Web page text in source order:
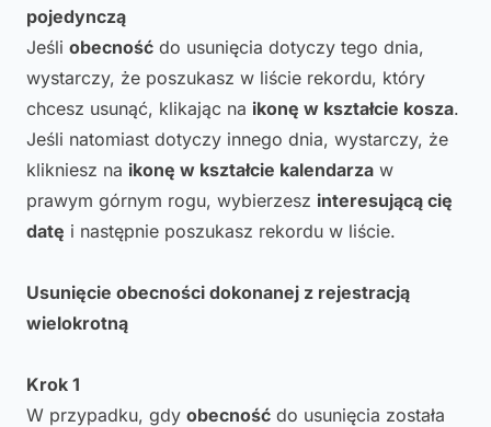
pojedynczą
Jeśli obecność do usunięcia dotyczy tego dnia,
wystarczy, że poszukasz w liście rekordu, który
chcesz usunąć, klikając na ikonę w kształcie kosza.
Jeśli natomiast dotyczy innego dnia, wystarczy, że
klikniesz na ikonę w kształcie kalendarza w
prawym górnym rogu, wybierzesz interesującą cię
datę i następnie poszukasz rekordu w liście.
Usunięcie obecności dokonanej z rejestracją
wielokrotną
Krok 1
W przypadku, gdy obecność do usunięcia została